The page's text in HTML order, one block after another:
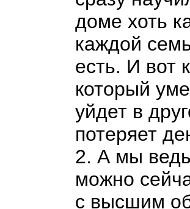
доме хоть
каждой
есть. И вот
который
уйдет в
потеряет
2. А мы
можно
с высшим